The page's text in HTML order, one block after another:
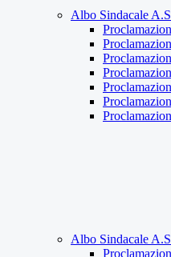
Albo Sindacale
Albo Sindacale